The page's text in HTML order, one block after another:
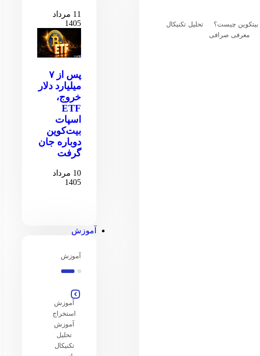
بیتکوین چیست؟
تحلیل تکنیکال
معرفی صرافی
11 مرداد
1405
پس از ۷
میلیارد دلار
خروج،
ETF
اسپات
بیت‌کوین
دوباره جان
گرفت
10 مرداد
1405
آموزش
آموزش
آموزش
استخراج
آموزش
تحلیل
تکنیکال